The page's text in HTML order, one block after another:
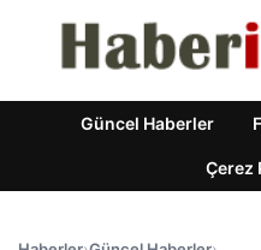
Güncel Haberler
Çerez